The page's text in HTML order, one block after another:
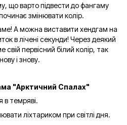
що варто підвести до фангаму
змінювати колір.
А можна виставити хендгам на
в лічені секунди! Через деякий
первісний білий колір, так
і знову.
"Арктичний Спалах"
в темряві.
ліхтариком при світлі дня.